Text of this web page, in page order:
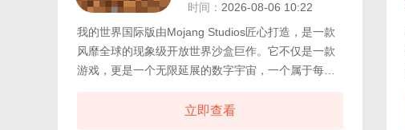
时间： 2026-08-06 10:22
我的世界国际版由Mojang Studios匠心打造，是一款
风靡全球的现象级开放世界沙盒巨作。它不仅是一款
游戏，更是一个无限延展的数字宇宙，一个属于每一
没有固定的规则，只有无尽的方块与无限的可能，世
立即查看